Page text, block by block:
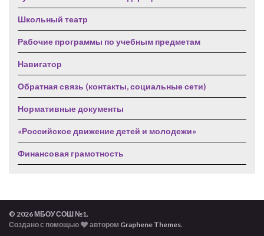
Школьный театр
Рабочие программы по учебным предметам
Навигатор
Обратная связь (контакты, социальные сети)
Нормативные документы
«Российское движение детей и молодежи»
Финансовая грамотность
© 2026 МБОУ СОШ №1.
Создано с помощью
автором Graphene Themes.